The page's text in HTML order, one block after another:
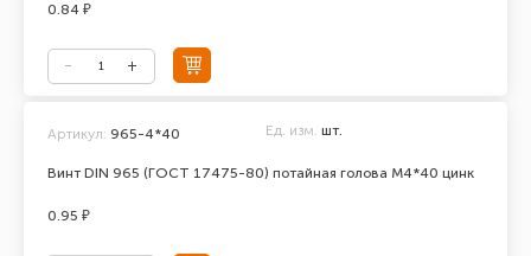
0.84 ₽
Винт DIN 965 (ГОСТ 17475-80) потайная голова М4*40 цинк
Артикул: 965-4*40 Ед. изм. шт.
0.95 ₽